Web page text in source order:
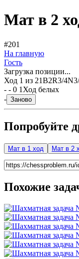
Мат в 2
#201
На главную
Гость
Загрузка позиции...
Ход 1 из 21B2R3/
- - 0 1 Ход белых
- Заново
Попробуйте
Мат в 1 ход Мат в 2
Похожие